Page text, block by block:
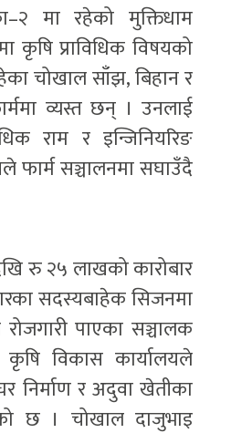
मा रहेको मुक्तिधाम
कृषि प्राविधिक विषयको
चोखाल साँझ, बिहान र
व्यस्त छन् । उनलाई
राम र इन्जिनियरिङ
सञ्चालनमा सघाउँदै
रु २५ लाखको कारोबार
सदस्यबाहेक सिजनमा
पाएका सञ्चालक
विकास कार्यालयले
निर्माण र अदुवा खेतीका
छ । चोखाल दाजुभाइ